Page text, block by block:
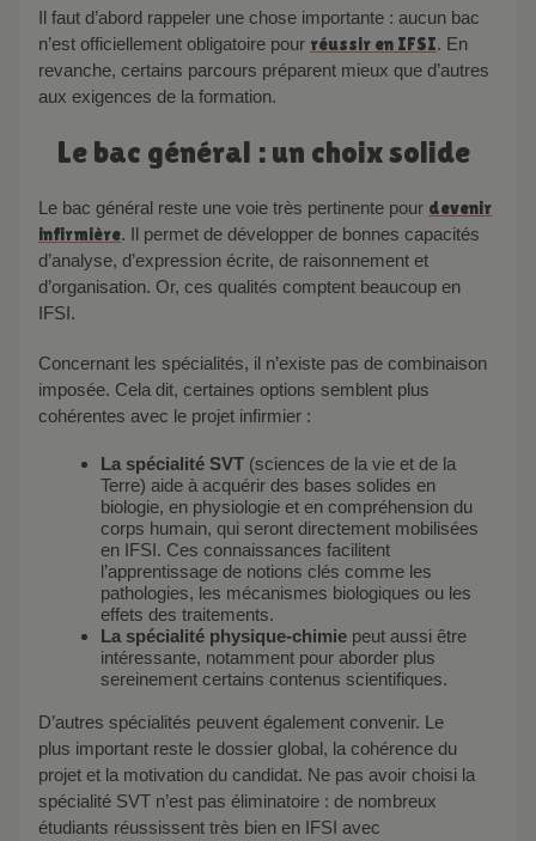
n’est officiellement obligatoire pour réussir en IFSI. En
revanche, certains parcours préparent mieux que d’autres
aux exigences de la formation.
Le bac général : un choix solide
Le bac général reste une voie très pertinente pour devenir
infirmière. Il permet de développer de bonnes capacités
d’analyse, d’expression écrite, de raisonnement et
d’organisation. Or, ces qualités comptent beaucoup en
IFSI.
Concernant les spécialités, il n’existe pas de combinaison
imposée. Cela dit, certaines options semblent plus
cohérentes avec le projet infirmier :
La spécialité SVT (sciences de la vie et de la
Terre) aide à acquérir des bases solides en
biologie, en physiologie et en compréhension du
corps humain, qui seront directement mobilisées
en IFSI. Ces connaissances facilitent
l’apprentissage de notions clés comme les
pathologies, les mécanismes biologiques ou les
effets des traitements.
La spécialité physique-chimie peut aussi être
intéressante, notamment pour aborder plus
sereinement certains contenus scientifiques.
D’autres spécialités peuvent également convenir. Le
plus important reste le dossier global, la cohérence du
projet et la motivation du candidat. Ne pas avoir choisi la
spécialité SVT n’est pas éliminatoire : de nombreux
étudiants réussissent très bien en IFSI avec